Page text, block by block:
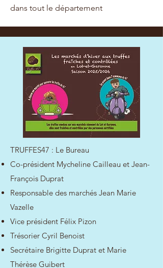
dans tout le département
TRUFFES47 : Le Bureau
Co-président Mycheline Cailleau et Jean-
François Duprat
Responsable des marchés Jean Marie
Vazelle
Vice président Félix Pizon
Trésorier Cyril Benoist
Secrétaire Brigitte Duprat et Marie
Thérèse Guibert